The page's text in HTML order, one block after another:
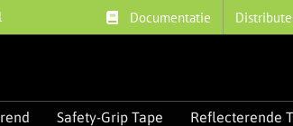
Documentatie
Safety-Grip Tape Reflecterende